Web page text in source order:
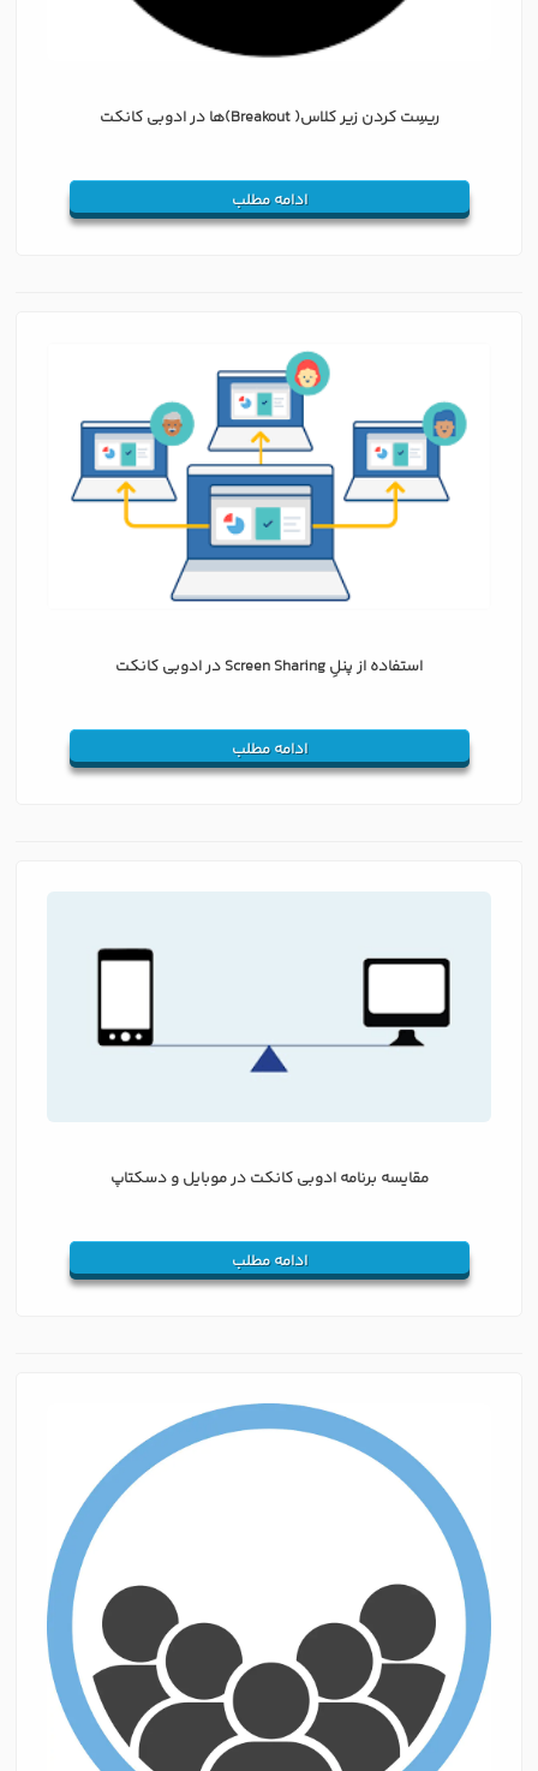
ریسِت کردن زیر کلاس‌( Breakout)ها در ادوبی کانکت
ادامه مطلب
استفاده از پنلِ Screen Sharing در ادوبی کانکت
ادامه مطلب
مقایسه برنامه ادوبی کانکت در موبایل و دسکتاپ
ادامه مطلب